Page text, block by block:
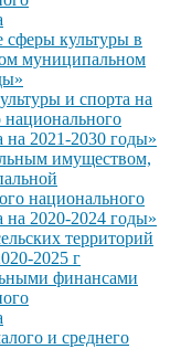
сферы культуры в
муниципальном
и спорта на
2021-2030 годы»
имуществом,
национального
2020-2024 годы»
территорий
2025 г
финансами
и среднего